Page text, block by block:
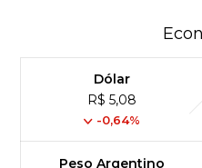
Dólar
R$ 5,08
-0,64%
Peso Argentino